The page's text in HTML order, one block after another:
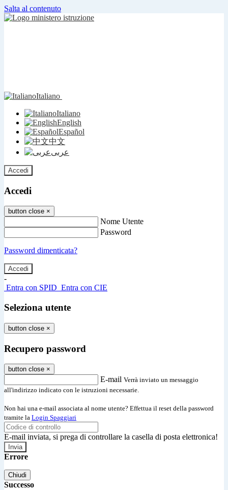
Salta al contenuto
Italiano
Italiano
English
Español
中文
عربى
Accedi
Accedi
button close ×
Nome Utente
Password
Password dimenticata?
-
Entra con SPID Entra con CIE
Seleziona utente
button close ×
Recupero password
button close ×
E-mail Verrà inviato un messaggio
all'indirizzo indicato con le istruzioni necessarie.
Non hai una e-mail associata al nome utente? Effettua il reset della password
tramite la Login Spaggiari
E-mail inviata, si prega di controllare la casella di posta elettronica!
Errore
Chiudi
Successo